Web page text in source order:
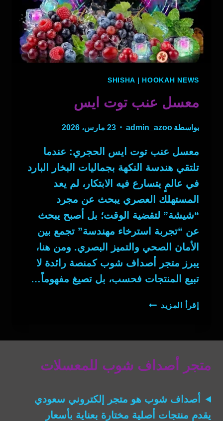
SHISHA | HOOKAH NEWS
معسل عنب توت ايس
بواسطة admin_azoo 23 مارس، 2026
معسل عنب توت ايس الحجري: عندما
تلتقي هندسة النكهة بجماليات البخار البارد
في عالمٍ يتسارع فيه الابتكار، لم يعد
المستهلك العصري يبحث عن مجرد
“شيشة” لتقضية الوقت؛ بل أصبح يبحث
عن “تجربة استرخاء مهندسة” تجمع بين
الأمان الصحي والتميز البصري. ومن هنا،
يبرز متجر أصداف شوب كمنصة رائدة لا
تبيع المنتجات فحسب، بل تصيغ مفهوماً…
إقرأ المزيد معسل
ايس
متجر أصداف شوب للمعسلات
أصداف شوب هو متجر إلكتروني سعودي
يقدم منتجات أصلية مختارة بعناية بأسعار